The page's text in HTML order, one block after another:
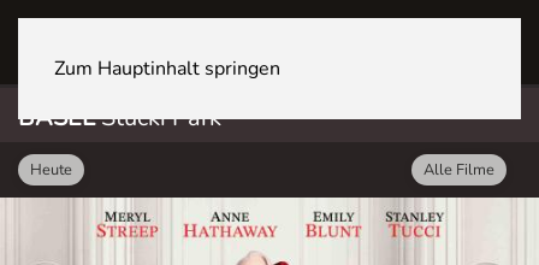
Zum Hauptinhalt springen
BASELStücki Park
Heute Alle Filme